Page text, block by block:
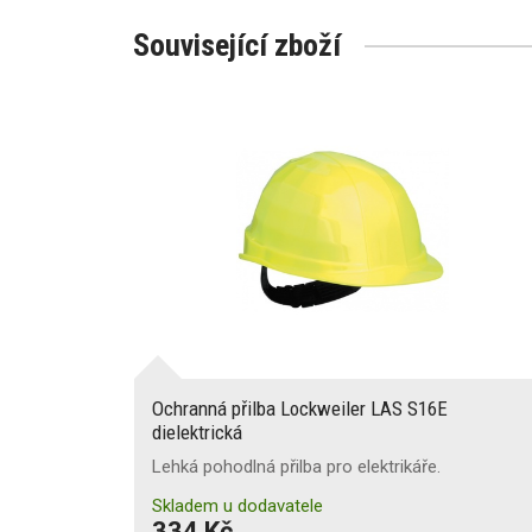
Související zboží
Ochranná přilba Lockweiler LAS S16E
dielektrická
Lehká pohodlná přilba pro elektrikáře.
Skladem u dodavatele